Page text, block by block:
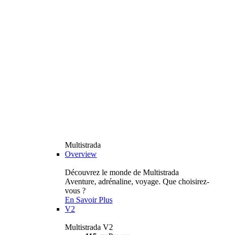
Multistrada
Overview
Découvrez le monde de Multistrada
Aventure, adrénaline, voyage. Que choisirez-
vous ?
En Savoir Plus
V2
Multistrada V2